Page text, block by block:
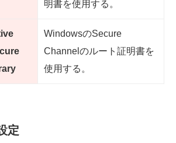
明書を使用する。
WindowsのSecure
Channelのルート証明書を
使用する。
定